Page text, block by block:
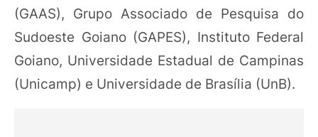
(GAAS), Grupo Associado de Pesquisa do
Sudoeste Goiano (GAPES), Instituto Federal
Goiano, Universidade Estadual de Campinas
(Unicamp) e Universidade de Brasília (UnB).